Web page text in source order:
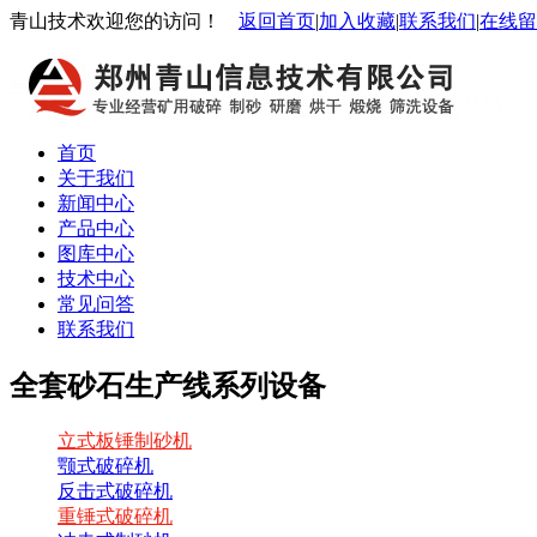
青山技术欢迎您的访问！ 返回首页|加入收藏|联系我们|在线
首页
关于我们
新闻中心
产品中心
图库中心
技术中心
常见问答
联系我们
全套砂石生产线系列设备
立式板锤制砂机
颚式破碎机
反击式破碎机
重锤式破碎机